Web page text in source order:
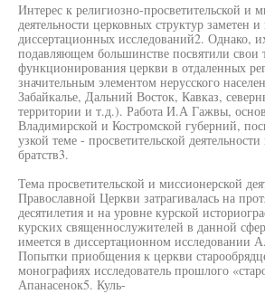
Интерес к религиозно-просветительской и
деятельности церковных структур заметен
диссертационных исследований2. Однако,
подавляющем большинстве посвятили свои
функционирования церкви в отдаленных
значительным элементом нерусского
Забайкалье, Дальний Восток, Кавказ,
территории и т.д.). Работа И.А Гажвы,
Владимирской и Костромской губерний,
узкой теме - просветительской
братств3.
Тема просветительской и миссионерской
Православной Церкви затрагивалась на
десятилетия и на уровне курской
курских священнослужителей в данной
имеется в диссертационном исследовании
Попытки приобщения к церкви
монографиях исследователь прошлого
Апанасенок5. Куль-